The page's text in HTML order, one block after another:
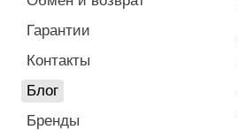
Гарантии
Контакты
Блог
Бренды